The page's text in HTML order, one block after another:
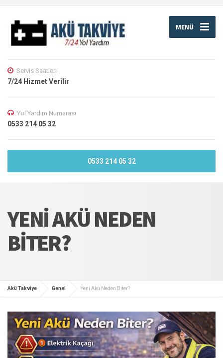
MENÜ
Servis Saatleri
7/24 Hizmet Verilir
Yol Yardım Numarası
0533 214 05 32
0533 214 05 32
YENI AKÜ NEDEN
BITER?
Akü Takviye Genel Yeni Akü Neden Biter?